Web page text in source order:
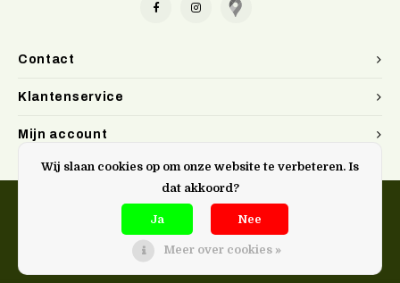
Contact
Klantenservice
Mijn account
Wij slaan cookies op om onze website te verbeteren. Is
dat akkoord?
Ja Nee
Meer over cookies »